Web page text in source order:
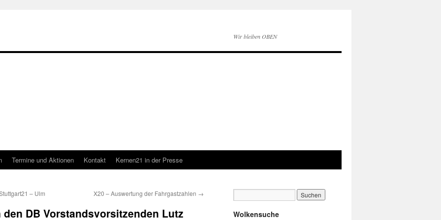
Wir bleiben OBEN
Termine und Aktionen Kontakt Kernen21 in der Presse
– Ulm X20 – Auswertung der Fahrgastzahlen →
DB Vorstandsvorsitzenden Lutz Wolkensuche